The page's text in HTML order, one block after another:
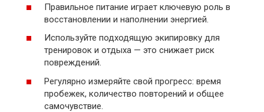
Правильное питание играет ключевую роль в
восстановлении и наполнении энергией.
Используйте подходящую экипировку для
тренировок и отдыха — это снижает риск
повреждений.
Регулярно измеряйте свой прогресс: время
пробежек, количество повторений и общее
самочувствие.